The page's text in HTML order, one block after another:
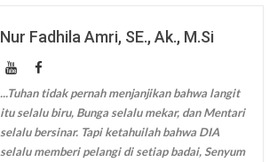
Nur Fadhila Amri, SE., Ak., M.Si
...Tuhan tidak pernah menjanjikan bahwa langit
itu selalu biru, Bunga selalu mekar, dan Mentari
selalu bersinar. Tapi ketahuilah bahwa DIA
selalu memberi pelangi di setiap badai, Senyum